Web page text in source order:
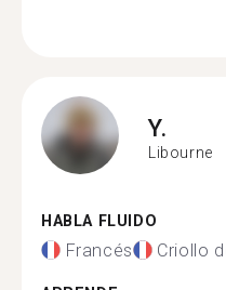
Y.
Libourne
HABLA FLUIDO
Francés Criollo